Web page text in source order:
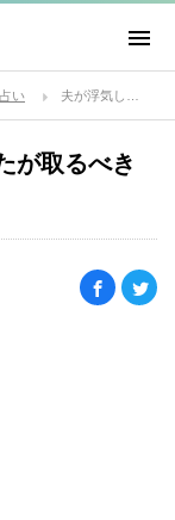
い
が取るべき